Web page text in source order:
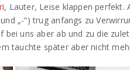
, Lauter, Leise klappen perfekt.
„-“) trug anfangs zu
bei uns aber ab und zu die
tauchte später aber nicht